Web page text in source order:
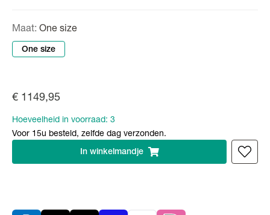
Maat: One size
One size
€ 1149,95
Hoeveelheid in voorraad: 3
Voor 15u besteld, zelfde dag verzonden.
In winkelmandje